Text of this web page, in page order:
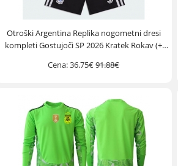
Otroški Argentina Replika nogometni dresi
kompleti Gostujoči SP 2026 Kratek Rokav (+
Cena:36.75€91.88€